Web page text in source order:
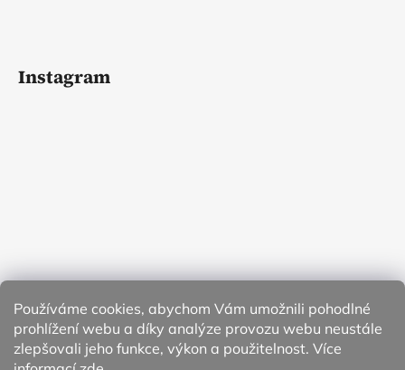
Používáme cookies, abychom Vám umožnili pohodlné
prohlížení webu a díky analýze provozu webu neustále
zlepšovali jeho funkce, výkon a použitelnost. Více
Instagram